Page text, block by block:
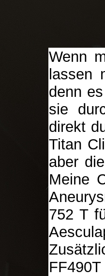
Wenn
lassen
denn
sie
direkt
Titan
aber
Meine
752 T